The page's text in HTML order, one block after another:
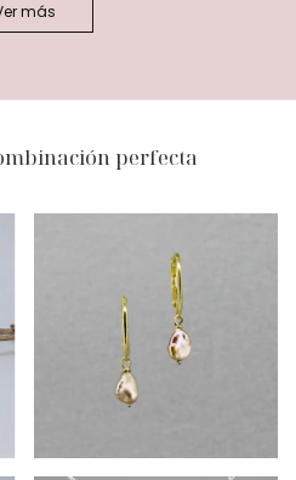
más
perfecta
$131.400